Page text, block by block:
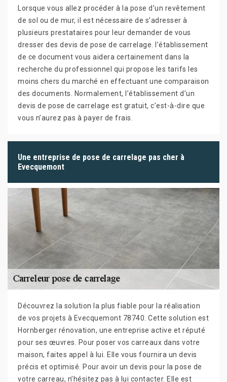
Lorsque vous allez procéder à la pose d’un revêtement
de sol ou de mur, il est nécessaire de s’adresser à
plusieurs prestataires pour leur demander de vous
dresser des devis de pose de carrelage. l’établissement
de ce document vous aidera certainement dans la
recherche du professionnel qui propose les tarifs les
moins chers du marché en effectuant une comparaison
des documents. Normalement, l’établissement d’un
devis de pose de carrelage est gratuit, c’est-à-dire que
vous n’aurez pas à payer de frais.
Une entreprise de pose de carrelage pas cher à
Evecquemont
Découvrez la solution la plus fiable pour la réalisation
de vos projets à Evecquemont 78740. Cette solution est
Hornberger rénovation, une entreprise active et réputé
pour ses œuvres. Pour poser vos carreaux dans votre
maison, faites appel à lui. Elle vous fournira un devis
précis et optimisé. Pour avoir un devis pour la pose de
votre carreau, n’hésitez pas à lui contacter. Elle est